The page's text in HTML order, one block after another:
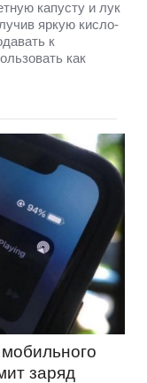
капусту и лук
яркую кисло-
к
как
заряд